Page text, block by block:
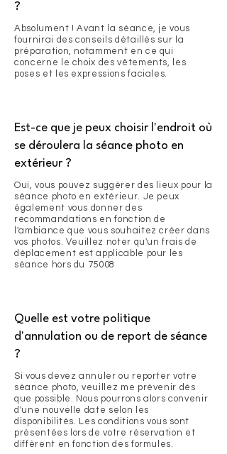
?
Absolument ! Avant la séance, je vous
fournirai des conseils détaillés sur la
préparation, notamment en ce qui
concerne le choix des vêtements, les
poses et les expressions faciales.
Est-ce que je peux choisir l'endroit où
se déroulera la séance photo en
extérieur ?
Oui, vous pouvez suggérer des lieux pour la
séance photo en extérieur. Je peux
également vous donner des
recommandations en fonction de
l'ambiance que vous souhaitez créer dans
vos photos. Veuillez noter qu'un frais de
déplacement est applicable pour les
séance hors du 75008
Quelle est votre politique
d'annulation ou de report de séance
?
Si vous devez annuler ou reporter votre
séance photo, veuillez me prévenir dès
que possible. Nous pourrons alors convenir
d'une nouvelle date selon les
disponibilités. Les conditions vous sont
présentées lors de votre réservation et
diffèrent en fonction des formules.